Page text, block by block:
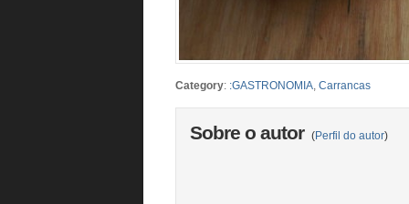
Category: :GASTRONOMIA, Carrancas
Sobre o autor (Perfil do autor)